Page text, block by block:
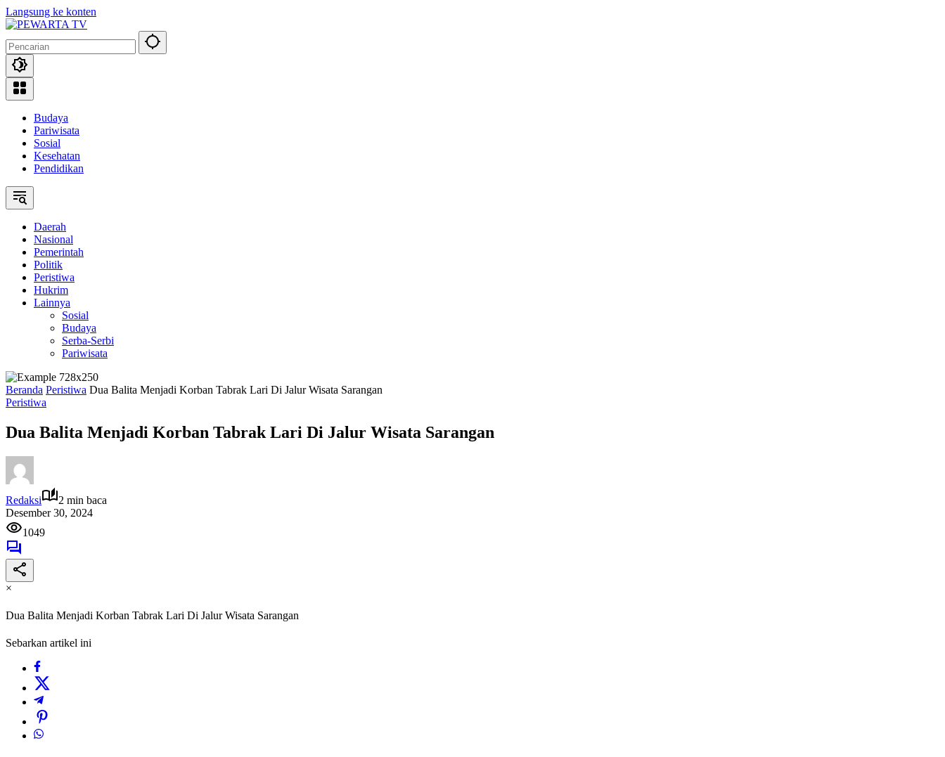
Langsung ke konten
Budaya
Pariwisata
Sosial
Kesehatan
Pendidikan
Daerah
Nasional
Pemerintah
Politik
Peristiwa
Hukrim
Lainnya
Sosial
Budaya
Serba-Serbi
Pariwisata
Beranda Peristiwa Dua Balita Menjadi Korban Tabrak Lari Di Jalur Wisata Sarangan
Peristiwa
Dua Balita Menjadi Korban Tabrak Lari Di Jalur Wisata Sarangan
Redaksi
2 min baca
Desember 30, 2024
1049
×
Dua Balita Menjadi Korban Tabrak Lari Di Jalur Wisata Sarangan
Sebarkan artikel ini